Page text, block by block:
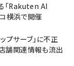
「Rakuten AI
横浜で開催
プサーブ」に不正
舗関連情報も流出